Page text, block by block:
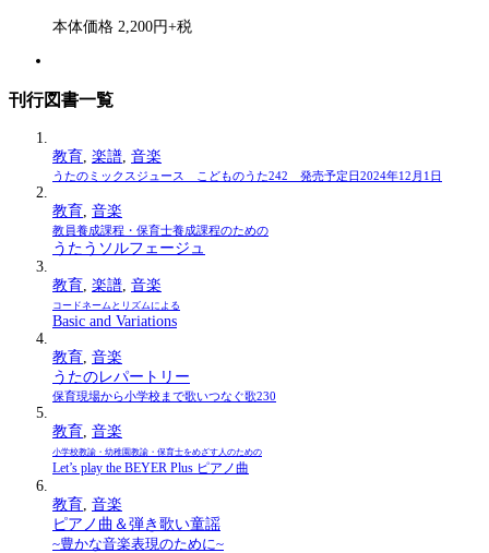
本体価格 2,200円+税
刊行図書一覧
教育 楽譜 音楽
うたのミックスジュース こどものうた242 発売予定日2024年12月1日
教育 音楽
教員養成課程・保育士養成課程のための
うたうソルフェージュ
教育 楽譜 音楽
コードネームとリズムによる
Basic and Variations
教育 音楽
うたのレパートリー
保育現場から小学校まで歌いつなぐ歌230
教育 音楽
小学校教諭・幼稚園教諭・保育士をめざす人のための
Let’s play the BEYER Plus ピアノ曲
教育 音楽
ピアノ曲＆弾き歌い童謡
~豊かな音楽表現のために~